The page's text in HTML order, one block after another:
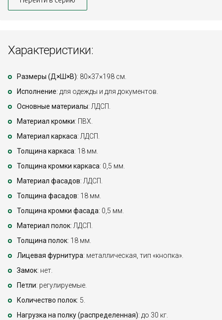
Характеристики:
Размеры (Д×Ш×В): 80×37×198 см.
Исполнение: для одежды и для документов.
Основные материалы: ЛДСП.
Материал кромки: ПВХ.
Материал каркаса: ЛДСП.
Толщина каркаса: 18 мм.
Толщина кромки каркаса: 0,5 мм.
Материал фасадов: ЛДСП.
Толщина фасадов: 18 мм.
Толщина кромки фасада: 0,5 мм.
Материал полок: ЛДСП.
Толщина полок: 18 мм.
Лицевая фурнитура: металлическая, тип «кнопка».
Замок: нет.
Петли: регулируемые.
Количество полок: 5.
Нагрузка на полку (распределенная): до 30 кг.